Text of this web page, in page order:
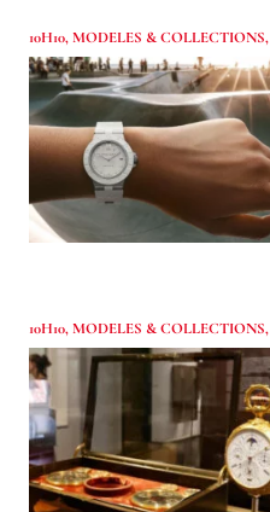
10H10,MODELES & COLLECTIONS,
10H10,MODELES & COLLECTIONS,